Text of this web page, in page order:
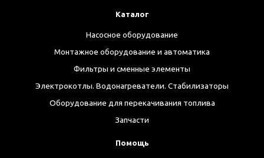
Каталог
Насосное оборудование
Монтажное оборудование и автоматика
Фильтры и сменные элементы
Электрокотлы. Водонагреватели. Стабилизаторы
Оборудование для перекачивания топлива
Запчасти
Помощь